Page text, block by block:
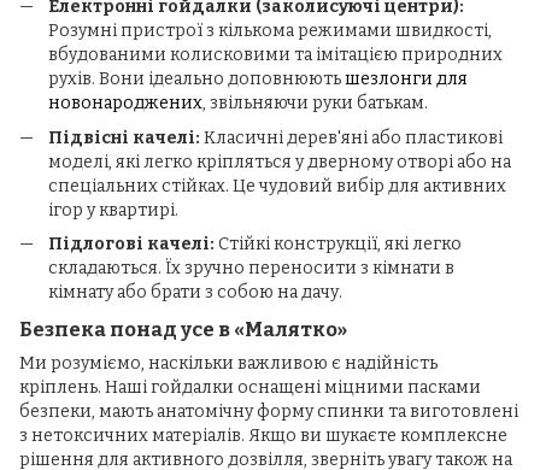
Електронні гойдалки (заколисуючі центри):
Розумні пристрої з кількома режимами швидкості,
вбудованими колисковими та імітацією природних
рухів. Вони ідеально доповнюютьшезлонги для
новонароджених, звільняючи руки батькам.
Підвісні качелі: Класичні дерев'яні або пластикові
моделі, які легко кріпляться у дверному отворі або на
спеціальних стійках. Це чудовий вибір для активних
ігор у квартирі.
Підлогові качелі: Стійкі конструкції, які легко
складаються. Їх зручно переносити з кімнати в
кімнату або брати з собою на дачу.
Безпека понад усе в «Малятко»
Ми розуміємо, наскільки важливою є надійність
кріплень. Наші гойдалки оснащені міцними пасками
безпеки, мають анатомічну форму спинки та виготовлені
з нетоксичних матеріалів. Якщо ви шукаєте комплексне
рішення для активного дозвілля, зверніть увагу також на